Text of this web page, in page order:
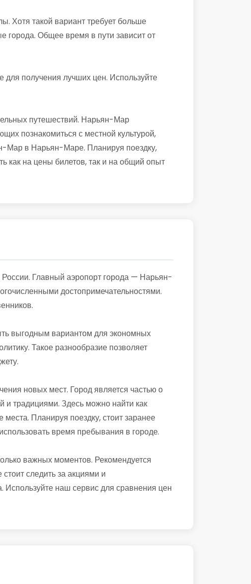
Хотя такой вариант требует больше
города. Общее время в пути зависит от
получения лучших цен. Используйте
путешествий. Нарьян-Мар
познакомиться с местной культурой,
Мар в Нарьян-Маре. Планируя поездку,
как на цены билетов, так и на общий опыт
Главный аэропорт города — Нарьян-
достопримечательностями.
выгодным вариантом для экономных
Такое разнообразие позволяет
новых мест. Город является частью о
и традициями. Здесь можно найти как
Планируя поездку, стоит заранее
время пребывания в городе.
важных моментов. Рекомендуется
следить за акциями и
Используйте наш сервис для сравнения цен